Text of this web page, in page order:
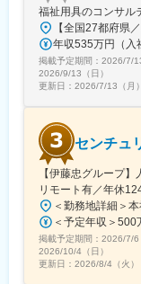
■当社について
南ドイツで100
社、140を超え
す。日本におけ
侵襲手術に寄与
に注力、新製品
変更の範囲：会
福祉用具のコンサル
掲載予定期間： 2026/7/
2026/9/13（日）
更新日： 2026/7/13（月）
センチュ
【伊藤忠グループ
リモート有／年休
掲載予定期間： 2026/7/6
2026/10/4（日）
更新日： 2026/8/4（火）